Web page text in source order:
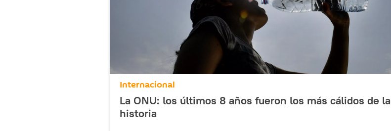
Internacional
La ONU: los últimos 8 años fueron los más cálidos de la
historia